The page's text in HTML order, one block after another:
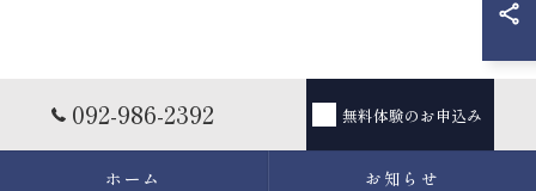
092-986-2392 無料体験のお申込み
ホーム お知らせ